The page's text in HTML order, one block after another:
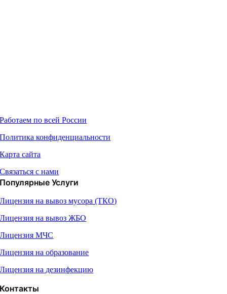
Работаем по всей России
Политика конфиденциальности
Карта сайта
Связаться с нами
Популярные Услуги
Лицензия на вывоз мусора (ТКО)
Лицензия на вывоз ЖБО
Лицензия МЧС
Лицензия на образование
Лицензия на дезинфекцию
Контакты